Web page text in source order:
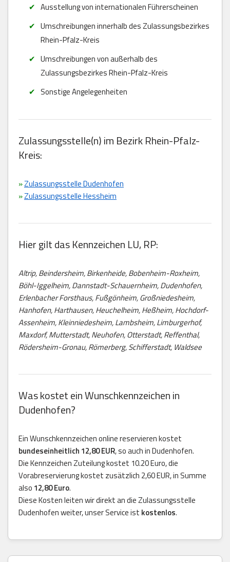
Ausstellung von internationalen Führerscheinen
Umschreibungen innerhalb des Zulassungsbezirkes
Rhein-Pfalz-Kreis
Umschreibungen von außerhalb des
Zulassungsbezirkes Rhein-Pfalz-Kreis
Sonstige Angelegenheiten
Zulassungsstelle(n) im Bezirk Rhein-Pfalz-
Kreis:
»Zulassungsstelle Dudenhofen
»Zulassungsstelle Hessheim
Hier gilt das Kennzeichen LU, RP:
Altrip, Beindersheim, Birkenheide, Bobenheim-Roxheim,
Böhl-Iggelheim, Dannstadt-Schauernheim, Dudenhofen,
Erlenbacher Forsthaus, Fußgönheim, Großniedesheim,
Hanhofen, Harthausen, Heuchelheim, Heßheim, Hochdorf-
Assenheim, Kleinniedesheim, Lambsheim, Limburgerhof,
Maxdorf, Mutterstadt, Neuhofen, Otterstadt, Reffenthal,
Rödersheim-Gronau, Römerberg, Schifferstadt, Waldsee
Was kostet ein Wunschkennzeichen in
Dudenhofen?
Ein Wunschkennzeichen online reservieren kostet
bundeseinheitlich 12,80 EUR, so auch in Dudenhofen.
Die Kennzeichen Zuteilung kostet 10.20 Euro, die
Vorabreservierung kostet zusätzlich 2,60 EUR, in Summe
also 12,80 Euro.
Diese Kosten leiten wir direkt an die Zulassungsstelle
Dudenhofen weiter, unser Service ist kostenlos.